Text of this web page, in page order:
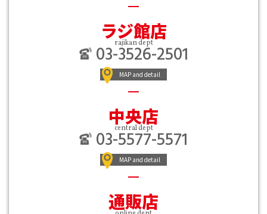
ラジ館店
rajikan dept
03-3526-2501
MAP and detail
中央店
central dept
03-5577-5571
MAP and detail
通販店